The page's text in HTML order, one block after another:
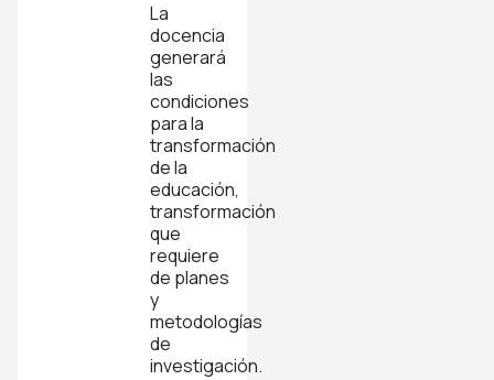
La
docencia
generará
las
condiciones
para la
transformación
de la
educación,
transformación
que
requiere
de planes
y
metodologías
de
investigación.